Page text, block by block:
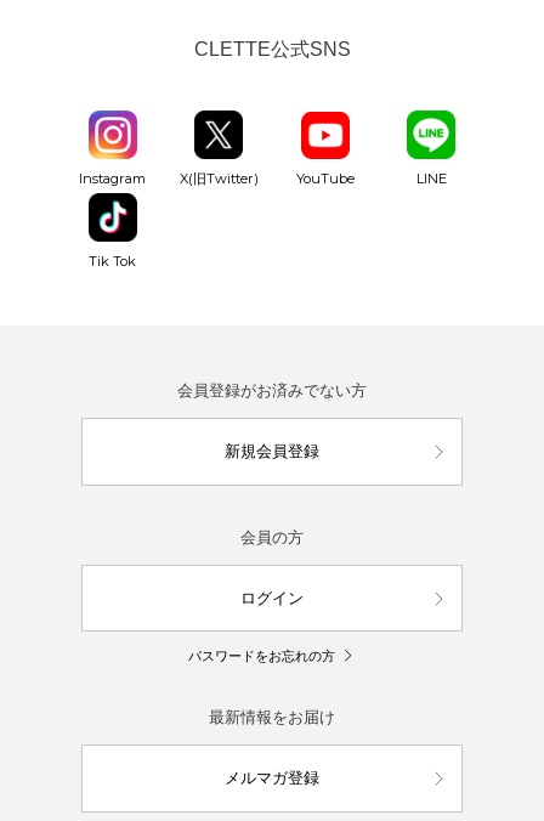
CLETTE公式SNS
Instagram X(旧Twitter) YouTube LINE
Tik Tok
会員登録がお済みでない方
新規会員登録
会員の方
ログイン
パスワードをお忘れの方
最新情報をお届け
メルマガ登録